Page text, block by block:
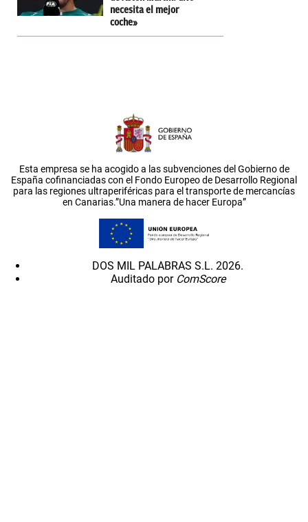
necesita el mejor
coche»
Esta empresa se ha acogido a las subvenciones del Gobierno de
España cofinanciadas con el Fondo Europeo de Desarrollo Regional
para las regiones ultraperiféricas para el transporte de mercancías
en Canarias.”Una manera de hacer Europa”
DOS MIL PALABRAS S.L. 2026.
Auditado por ComScore